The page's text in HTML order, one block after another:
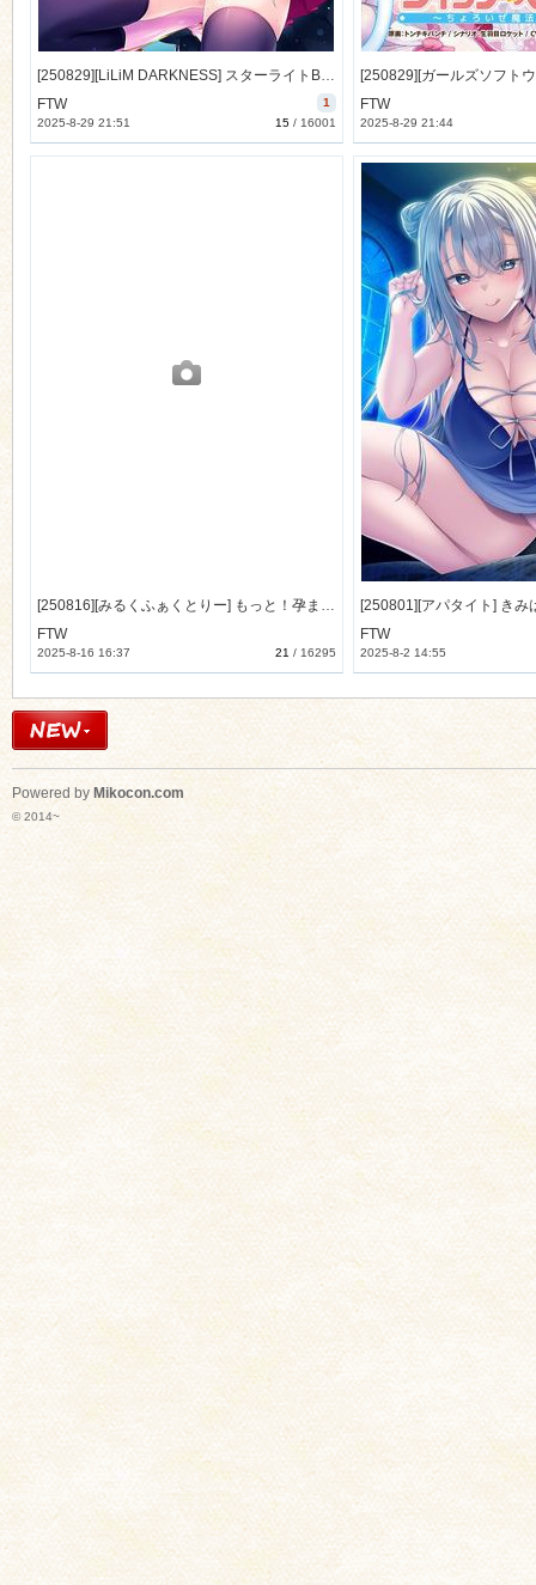
[250829][LiLiM DARKNESS] スターライトBLUE ～幼なじみで推しの娘が知らないうちに開発されていた～ [1903M] (Voice Drama付)
1
FTW
15/ 16001
2025-8-29 21:51
FTW
2025-8-29 21:44
[250816][みるくふぁくとりー] もっと！孕ませ！炎のおっぱい異世界 おっぱいバニー学園！アペンドディスク [489M]
FTW
21 / 16295
2025-8-16 16:37
FTW
2025-8-2 14:55
Powered by Mikocon.com
© 2014~